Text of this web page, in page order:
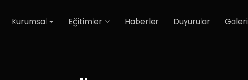
Kurumsal Eğitimler Haberler Duyurular Galeri